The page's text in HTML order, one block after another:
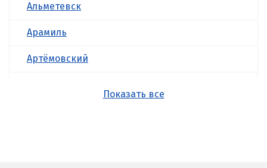
Альметевск
Арамиль
Артёмовский
Показать все